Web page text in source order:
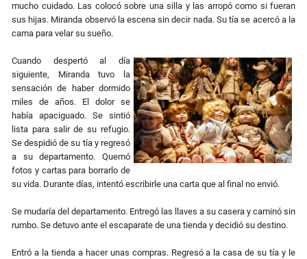
mucho cuidado. Las colocó sobre una silla y las arropó como si fueran
sus hijas. Miranda observó la escena sin decir nada. Su tía se acercó a la
cama para velar su sueño.
Cuando despertó al día
siguiente, Miranda tuvo la
sensación de haber dormido
miles de años. El dolor se
había apaciguado. Se sintió
lista para salir de su refugio.
Se despidió de su tía y regresó
a su departamento. Quemó
fotos y cartas para borrarlo de
su vida. Durante días, intentó escribirle una carta que al final no envió.
Se mudaría del departamento. Entregó las llaves a su casera y caminó sin
rumbo. Se detuvo ante el escaparate de una tienda y decidió su destino.
Entró a la tienda a hacer unas compras. Regresó a la casa de su tía y le